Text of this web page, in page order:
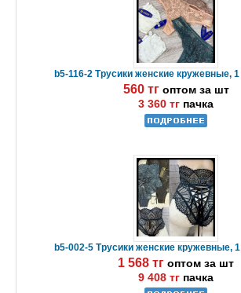
b5-116-2 Трусики женские кружевные,
560 тг оптом за шт
3 360 тг пачка
b5-002-5 Трусики женские кружевные,
1 568 тг оптом за шт
9 408 тг пачка